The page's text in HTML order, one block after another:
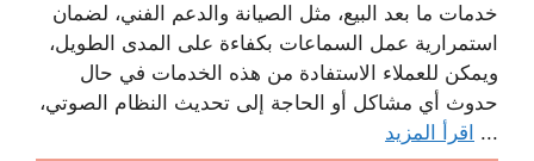
خدمات ما بعد البيع، مثل الصيانة والدعم الفني، لضمان
استمرارية عمل السماعات بكفاءة على المدى الطويل،
ويمكن للعملاء الاستفادة من هذه الخدمات في حال
حدوث أي مشاكل أو الحاجة إلى تحديث النظام الصوتي،
... اقرأ المزيد